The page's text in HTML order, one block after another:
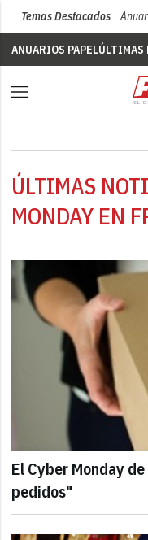
Temas Destacados
ANUARIOS PAPELÚLTIMAS
ÚLTIMAS
MONDAY EN
El Cyber Monday
pedidos"